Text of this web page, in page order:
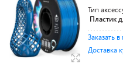
Тип
Пластик
Заказать в
Доставка